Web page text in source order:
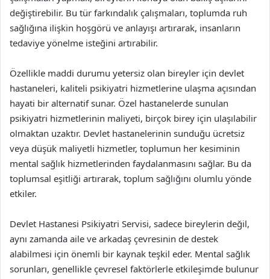
değiştirebilir. Bu tür farkındalık çalışmaları, toplumda ruh
sağlığına ilişkin hoşgörü ve anlayışı artırarak, insanların
tedaviye yönelme isteğini artırabilir.
Özellikle maddi durumu yetersiz olan bireyler için devlet
hastaneleri, kaliteli psikiyatri hizmetlerine ulaşma açısından
hayati bir alternatif sunar. Özel hastanelerde sunulan
psikiyatri hizmetlerinin maliyeti, birçok birey için ulaşılabilir
olmaktan uzaktır. Devlet hastanelerinin sunduğu ücretsiz
veya düşük maliyetli hizmetler, toplumun her kesiminin
mental sağlık hizmetlerinden faydalanmasını sağlar. Bu da
toplumsal eşitliği artırarak, toplum sağlığını olumlu yönde
etkiler.
Devlet Hastanesi Psikiyatri Servisi, sadece bireylerin değil,
aynı zamanda aile ve arkadaş çevresinin de destek
alabilmesi için önemli bir kaynak teşkil eder. Mental sağlık
sorunları, genellikle çevresel faktörlerle etkileşimde bulunur